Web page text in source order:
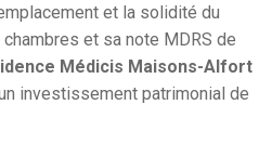
et la solidité du
et sa note MDRS de
Médicis Maisons-Alfort
investissement patrimonial de